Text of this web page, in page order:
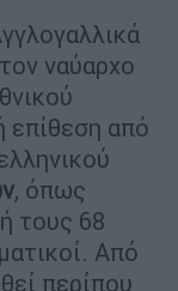
ναύαρχο
επίθεση από
, όπως
τους 68
Από
περίπου